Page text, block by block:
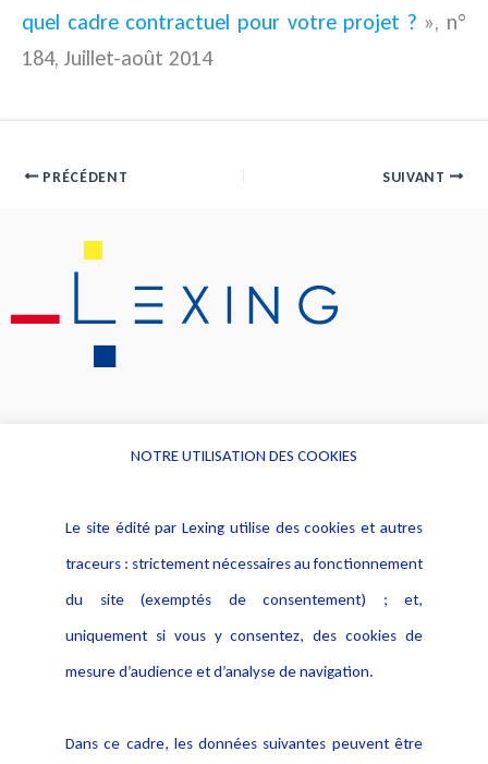
quel cadre contractuel pour votre projet ? », n°
184, Juillet-août 2014
PRÉCÉDENT SUIVANT
Alerte professionnelle
Déclaration d'accessibilité
Notice Légale
Politique de protection des
données
Publications
NOTRE UTILISATION DES COOKIES
Le site édité par Lexing utilise des cookies et autres
traceurs : strictement nécessaires au fonctionnement
du site (exemptés de consentement) ; et,
uniquement si vous y consentez, des cookies de
mesure d’audience et d’analyse de navigation.
Dans ce cadre, les données suivantes peuvent être